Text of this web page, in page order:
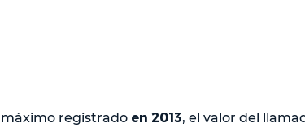
registrado en 2013, el valor del